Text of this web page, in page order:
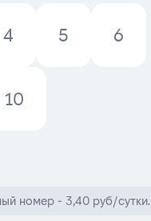
4 5 6
10
номер - 3,40 руб/сутки.